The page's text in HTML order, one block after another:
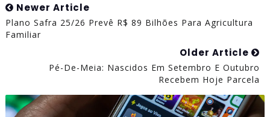
Newer Article
Plano Safra 25/26 Prevê R$ 89 Bilhões Para Agricultura
Familiar
Older Article
Pé-De-Meia: Nascidos Em Setembro E Outubro
Recebem Hoje Parcela